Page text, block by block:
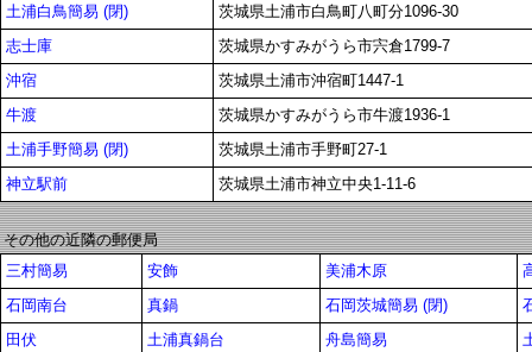
土浦白鳥簡易 (閉)
茨城県土浦市白鳥町八町分1096-30
志士庫
茨城県かすみがうら市宍倉1799-7
沖宿
茨城県土浦市沖宿町1447-1
牛渡
茨城県かすみがうら市牛渡1936-1
土浦手野簡易 (閉)
茨城県土浦市手野町27-1
神立駅前
茨城県土浦市神立中央1-11-6
その他の近隣の郵便局
三村簡易
安飾 美浦木原
石岡南台
真鍋 石岡茨城簡易 (閉)
田伏
土浦真鍋台 舟島簡易